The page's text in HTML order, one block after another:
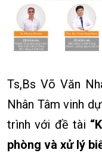
Ts,Bs Võ Văn
Nhân Tâm vinh
trình với đề tài
phòng và xử lý